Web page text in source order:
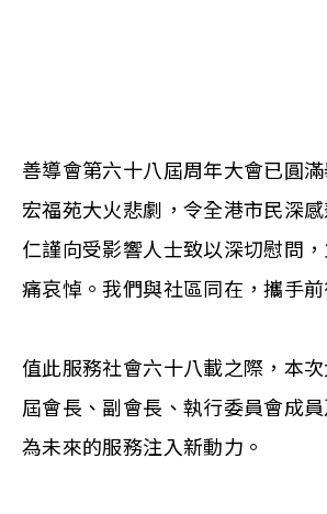
善導會第六十八屆周年大會已圓
宏福苑大火悲劇，令全港市民深
仁謹向受影響人士致以深切慰問
痛哀悼。我們與社區同在，攜手前
值此服務社會六十八載之際，本
屆會長、副會長、執行委員會成員
為未來的服務注入新動力。